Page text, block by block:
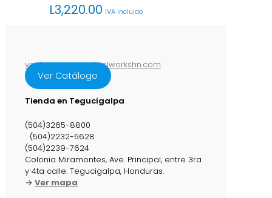
L3,220.00 IVA incluido
ventasenlinea@steelworkshn.com
Ver Catálogo
Tienda en Tegucigalpa
(504)3265-8800
(504)2232-5628
(504)2239-7624
Colonia Miramontes, Ave. Principal, entre 3ra
y 4ta calle. Tegucigalpa, Honduras.
→ Ver mapa